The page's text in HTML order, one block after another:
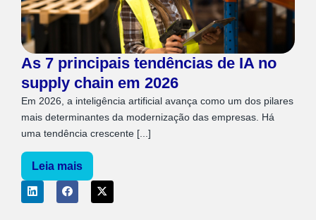
As 7 principais tendências de IA no
supply chain em 2026
Em 2026, a inteligência artificial avança como um dos pilares
mais determinantes da modernização das empresas. Há
uma tendência crescente [...]
Leia mais